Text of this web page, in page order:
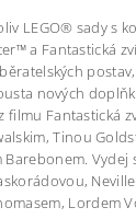
LEGO® sady s
a Fantastická
nových
Fantastická
Tinou
Vydej
Lordem